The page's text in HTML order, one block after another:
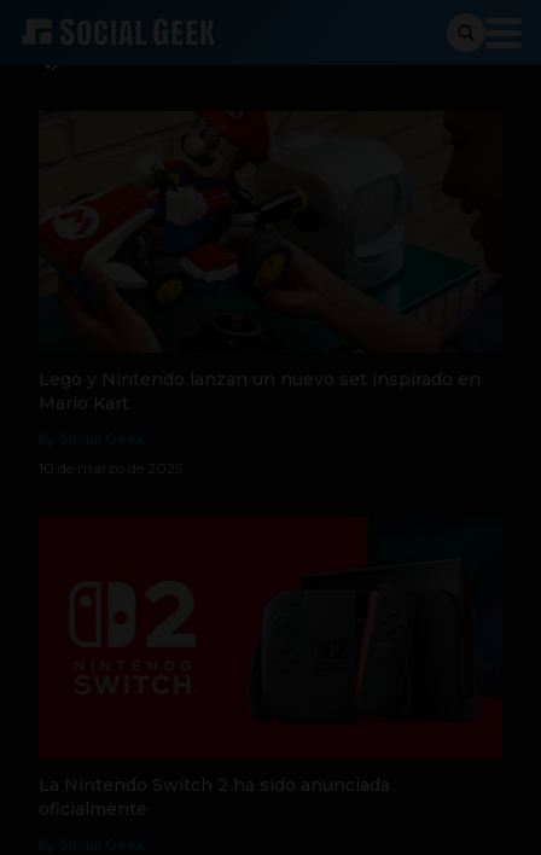
Lego y Nintendo lanzan un nuevo set inspirado en
Mario Kart
10 de marzo de 2025
La Nintendo Switch 2 ha sido anunciada
oficialmente